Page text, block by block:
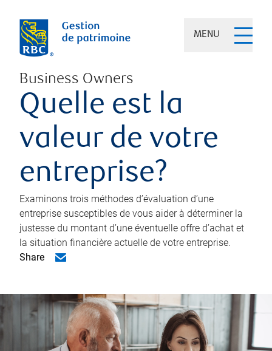
MENU
Business Owners
Quelle est la
valeur de votre
entreprise?
Examinons trois méthodes d’évaluation d’une
entreprise susceptibles de vous aider à déterminer la
justesse du montant d’une éventuelle offre d’achat et
la situation financière actuelle de votre entreprise.
Share